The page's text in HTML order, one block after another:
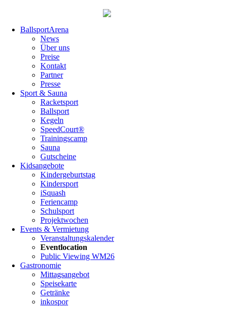
überspringenBallsportArena
News
Über uns
Preise
Kontakt
Partner
Presse
Sport & Sauna
Racketsport
Ballsport
Kegeln
SpeedCourt®
Trainingscamp
Sauna
Gutscheine
Kidsangebote
Kindergeburtstag
Kindersport
iSquash
Feriencamp
Schulsport
Projektwochen
Events & Vermietung
Veranstaltungskalender
Eventlocation
Public Viewing WM26
Gastronomie
Mittagsangebot
Speisekarte
Getränke
inkospor